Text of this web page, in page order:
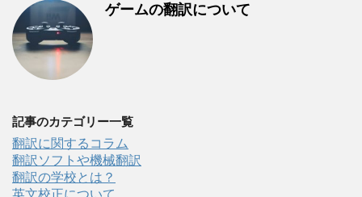
ゲームの翻訳について
記事のカテゴリー一覧
翻訳に関するコラム
翻訳ソフトや機械翻訳
翻訳の学校とは？
英文校正について